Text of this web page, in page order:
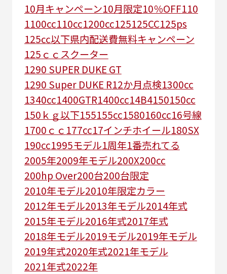
10月キャンペーン10月限定10％OFF110
1100cc110cc1200cc125125CC125ps
125㏄以下県内配送費無料キャンペーン
125ｃｃスクーター
1290 SUPER DUKE GT
1290 Super DUKE R12か月点検1300cc
1340cc1400GTR1400cc14B4150150cc
150ｋｇ以下155155cc1580160cc16号線
1700ｃｃ 177cc17インチホイール180SX
190cc1995モデル1周年1番売れてる
2005年2009年モデル200X200cc
200hp Over200台200台限定
2010年モデル2010年限定カラー
2012年モデル2013年モデル2014年式
2015年モデル2016年式2017年式
2018年モデル2019モデル2019年モデル
2019年式2020年式2021年モデル
2021年式2022年